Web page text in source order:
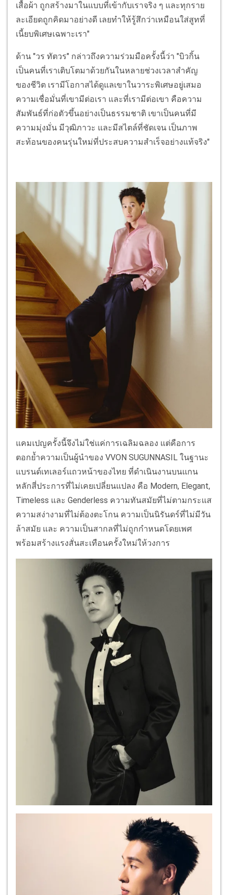
เสื้อผ้า ถูกสร้างมาในแบบที่เข้ากับเราจริง ๆ และทุกราย
ละเอียดถูกคิดมาอย่างดี เลยทำให้รู้สึกว่าเหมือนใส่สูทที่
เนี้ยบพิเศษเฉพาะเรา"
ด้าน "วร ทัตวร" กล่าวถึงความร่วมมือครั้งนี้ว่า "บิวกิ้น
เป็นคนที่เราเติบโตมาด้วยกันในหลายช่วงเวลาสำคัญ
ของชีวิต เรามีโอกาสได้ดูแลเขาในวาระพิเศษอยู่เสมอ
ความเชื่อมั่นที่เขามีต่อเรา และที่เรามีต่อเขา คือความ
สัมพันธ์ที่ก่อตัวขึ้นอย่างเป็นธรรมชาติ เขาเป็นคนที่มี
ความมุ่งมั่น มีวุฒิภาวะ และมีสไตล์ที่ชัดเจน เป็นภาพ
สะท้อนของคนรุ่นใหม่ที่ประสบความสำเร็จอย่างแท้จริง"
แคมเปญครั้งนี้จึงไม่ใช่แค่การเฉลิมฉลอง แต่คือการ
ตอกย้ำความเป็นผู้นำของ VVON SUGUNNASIL ในฐานะ
แบรนด์เทเลอร์แถวหน้าของไทย ที่ดำเนินงานบนแกน
หลักสี่ประการที่ไม่เคยเปลี่ยนแปลง คือ Modern, Elegant,
Timeless และ Genderless ความทันสมัยที่ไม่ตามกระแส
ความสง่างามที่ไม่ต้องตะโกน ความเป็นนิรันดร์ที่ไม่มีวัน
ล้าสมัย และ ความเป็นสากลที่ไม่ถูกกำหนดโดยเพศ
พร้อมสร้างแรงสั่นสะเทือนครั้งใหม่ให้วงการ